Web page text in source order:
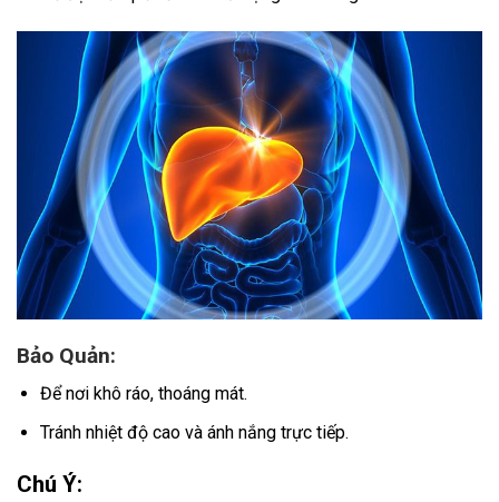
Bảo Quản:
Để nơi khô ráo, thoáng mát.
Tránh nhiệt độ cao và ánh nắng trực tiếp.
Chú Ý: